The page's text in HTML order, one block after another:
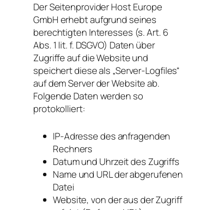
Der Seitenprovider Host Europe
GmbH erhebt aufgrund seines
berechtigten Interesses (s. Art. 6
Abs. 1 lit. f. DSGVO) Daten über
Zugriffe auf die Website und
speichert diese als „Server-Logfiles“
auf dem Server der Website ab.
Folgende Daten werden so
protokolliert:
IP-Adresse des anfragenden
Rechners
Datum und Uhrzeit des Zugriffs
Name und URL der abgerufenen
Datei
Website, von der aus der Zugriff